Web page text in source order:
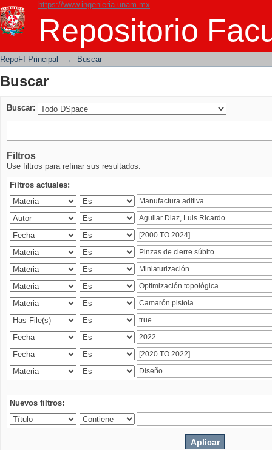
https://www.ingenieria.unam.mx
Repositorio
Buscar
RepoFI Principal → Buscar
Buscar
Buscar:
Filtros
Use filtros para refinar sus resultados.
Filtros actuales:
Nuevos filtros: